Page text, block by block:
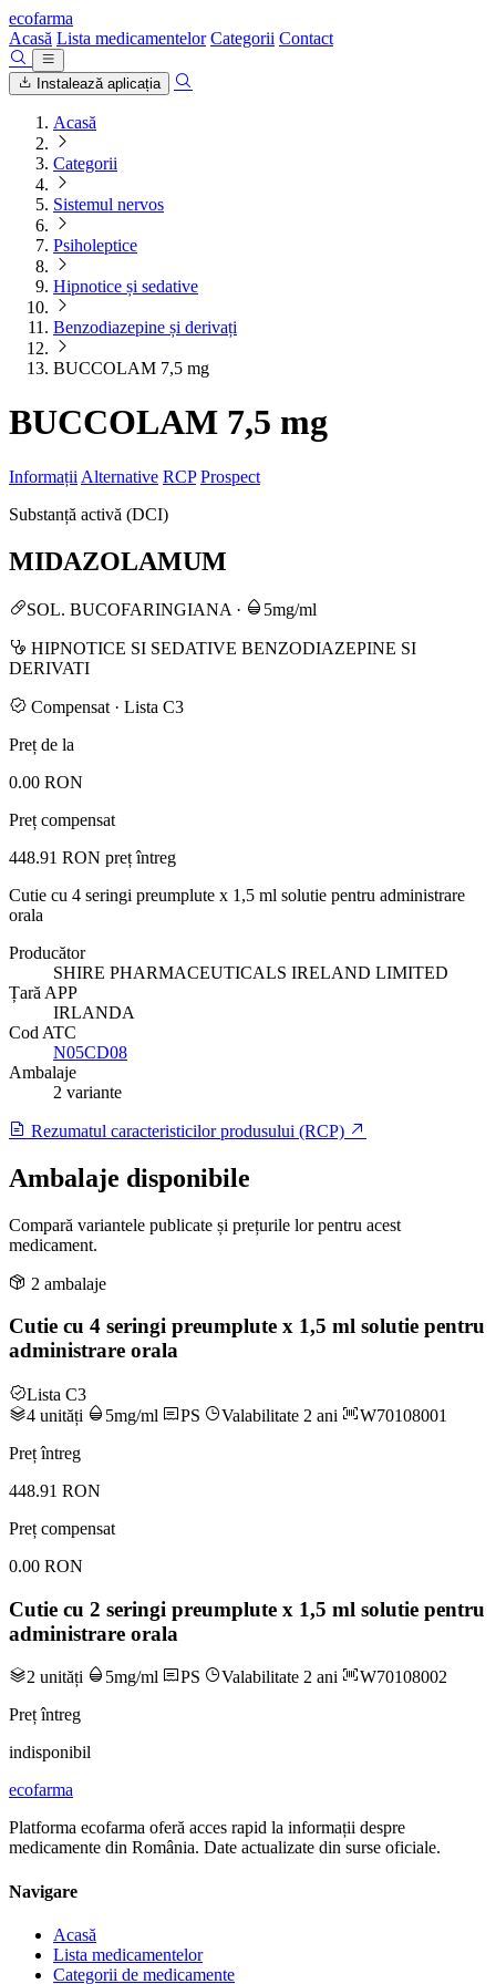
ecofarma
Acasă Lista medicamentelor Categorii Contact
Instalează aplicația
Acasă
Categorii
Sistemul nervos
Psiholeptice
Hipnotice și sedative
Benzodiazepine și derivați
BUCCOLAM 7,5 mg
BUCCOLAM 7,5 mg
Informații Alternative RCP Prospect
Substanță activă (DCI)
MIDAZOLAMUM
SOL. BUCOFARINGIANA · 5mg/ml
HIPNOTICE SI SEDATIVE BENZODIAZEPINE SI
DERIVATI
Compensat · Lista C3
Preț de la
0.00 RON
Preț compensat
448.91 RON preț întreg
Cutie cu 4 seringi preumplute x 1,5 ml solutie pentru administrare
orala
Producător
SHIRE PHARMACEUTICALS IRELAND LIMITED
Țară APP
IRLANDA
Cod ATC
N05CD08
Ambalaje
2 variante
Rezumatul caracteristicilor produsului (RCP)
Ambalaje disponibile
Compară variantele publicate și prețurile lor pentru acest
medicament.
2 ambalaje
Cutie cu 4 seringi preumplute x 1,5 ml solutie pentru
administrare orala
Lista C3
4 unități
5mg/ml PS Valabilitate 2 ani
W70108001
Preț întreg
448.91 RON
Preț compensat
0.00 RON
Cutie cu 2 seringi preumplute x 1,5 ml solutie pentru
administrare orala
2 unități 5mg/ml PS Valabilitate 2 ani
W70108002
Preț întreg
indisponibil
ecofarma
Platforma ecofarma oferă acces rapid la informații despre
medicamente din România. Date actualizate din surse oficiale.
Navigare
Acasă
Lista medicamentelor
Categorii de medicamente